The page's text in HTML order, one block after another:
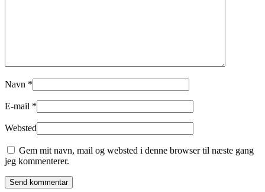
Navn *
E-mail *
Websted
Gem mit navn, mail og websted i denne browser til næste gang
jeg kommenterer.
Send kommentar